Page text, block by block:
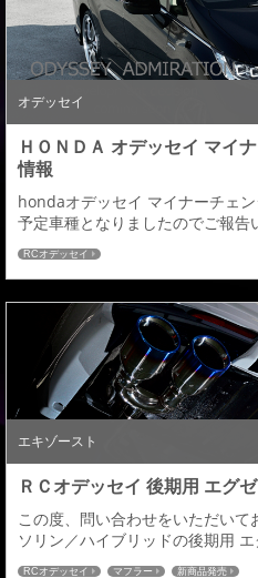
オデッセイ
ＨＯＮＤＡ オデッセイ マイ
情報
hondaオデッセイ マイナーチェ
予定車種となりましたのでご報
やかな流麗なプロポーションにア
えたアグレッシブでいて洗練され
上げていきたいと思います。ア
セイ マイナーチェンジ後にご期
RCオデッセイ
エキゾースト
ＲＣオデッセイ 後期用 エグ
この度、問い合わせをいただい
ソリン／ハイブリッドの後期用
の認可が完了しましたので本日よ
RCオデッセイ マフラー 新商品発売